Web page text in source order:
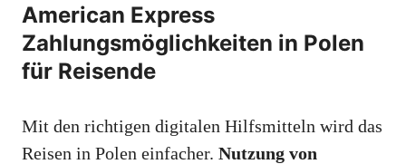
American Express
Zahlungsmöglichkeiten in Polen
für Reisende
Mit den richtigen digitalen Hilfsmitteln wird das
Reisen in Polen einfacher. Nutzung von